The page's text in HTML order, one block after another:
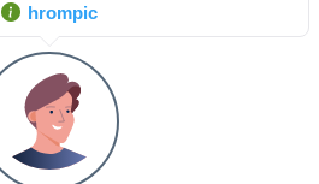
hrompic